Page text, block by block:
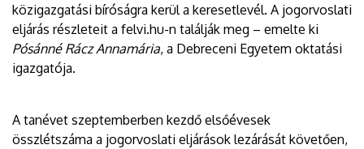
közigazgatási bíróságra kerül a keresetlevél. A jogorvoslati
eljárás részleteit a felvi.hu-n találják meg – emelte ki
Pósánné Rácz Annamária, a Debreceni Egyetem oktatási
igazgatója.
A tanévet szeptemberben kezdő elsőévesek
összlétszáma a jogorvoslati eljárások lezárását követően,